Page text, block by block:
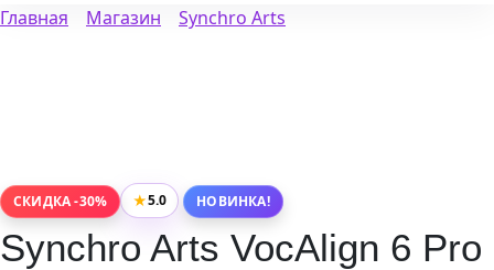
Главная Магазин Synchro Аrts
СКИДКА -30% ★5.0 НОВИНКА!
Synchro Arts VocAlign 6 Pro